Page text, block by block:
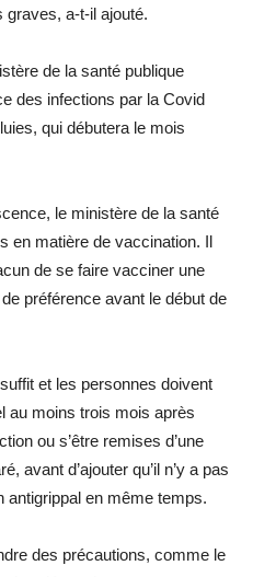
graves, a-t-il ajouté.
de la santé publique
des infections par la Covid
qui débutera le mois
le ministère de la santé
en matière de vaccination. Il
de se faire vacciner une
préférence avant le début de
et les personnes doivent
au moins trois mois après
ou s’être remises d’une
avant d’ajouter qu’il n’y a pas
antigrippal en même temps.
des précautions, comme le